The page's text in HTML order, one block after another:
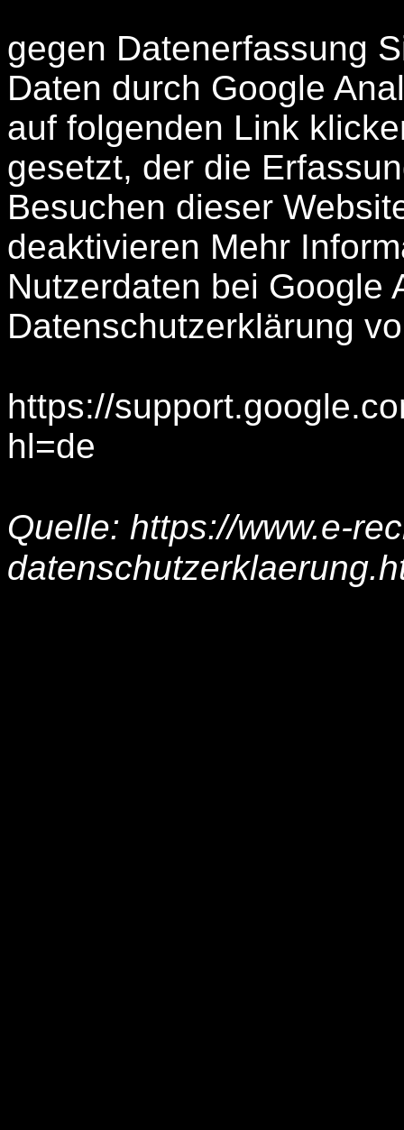
gegen Datenerfassung
Daten durch Google
auf folgenden Link
gesetzt, der die
Besuchen dieser
deaktivieren Mehr
Nutzerdaten bei Google
Datenschutzerklärung
https://
hl=de
Quelle: https://www.e-